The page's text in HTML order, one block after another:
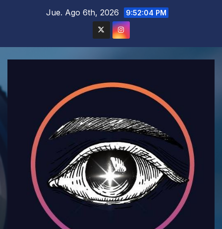
Jue. Ago 6th, 2026 9:52:06 PM